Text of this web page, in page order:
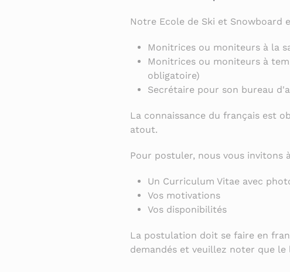
Notre Ecole de Ski et Snowboard
Monitrices ou moniteurs à la
Monitrices ou moniteurs à
obligatoire)
Secrétaire pour son bureau
La connaissance du français est
atout.
Pour postuler, nous vous invitons
Un Curriculum Vitae avec
Vos motivations
Vos disponibilités
La postulation doit se faire en
demandés et veuillez noter que le